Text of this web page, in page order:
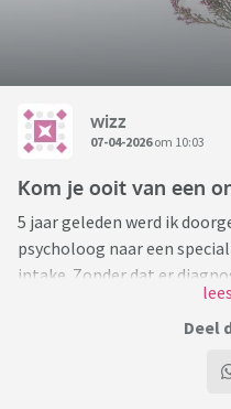
wizz
07-04-2026om 10:03
Kom je ooit van een
5 jaar geleden werd ik
psycholoog naar een
intake. Zonder dat er
een therapie voor mensen
persoonlijkheidsstoornis,
PS). Wel nagevraagd, maar
Deel